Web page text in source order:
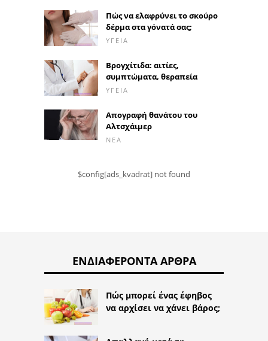
Πώς να ελαφρύνει το σκούρο
δέρμα στα γόνατά σας;
ΥΓΕΊΑ
Βρογχίτιδα: αιτίες,
συμπτώματα, θεραπεία
ΥΓΕΊΑ
Απογραφή θανάτου του
Αλτσχάιμερ
ΝΈΑ
$config[ads_kvadrat] not found
ΕΝΔΙΑΦΈΡΟΝΤΑ ΆΡΘΡΑ
Πώς μπορεί ένας έφηβος
να αρχίσει να χάνει βάρος;